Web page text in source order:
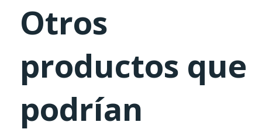
Otros
productos que
podrían